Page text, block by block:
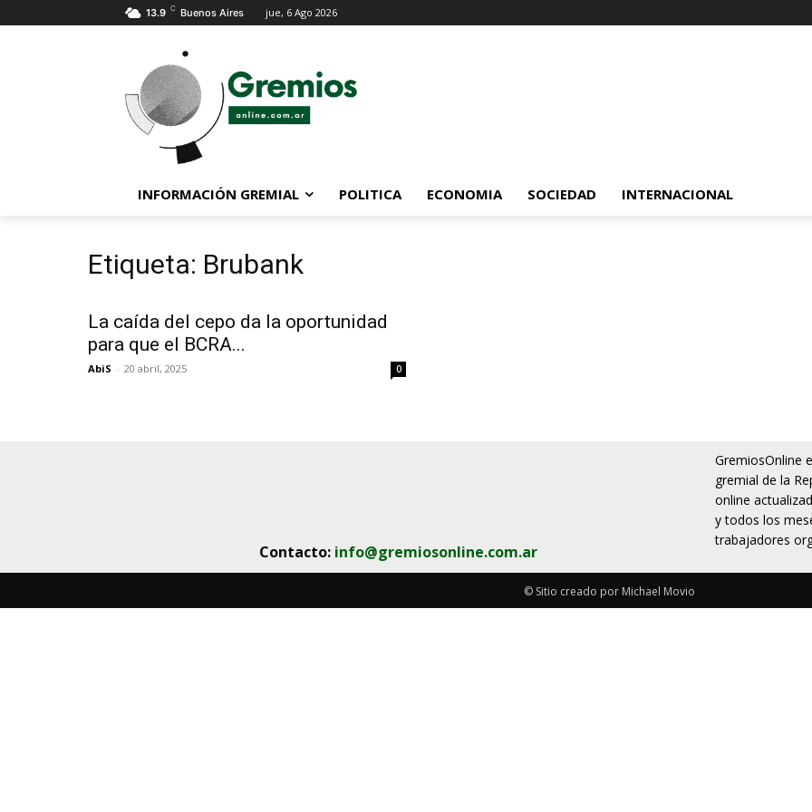
13.9 C Buenos Aires jue, 6 Ago 2026
INFORMACIÓN GREMIAL POLITICA ECONOMIA SOCIEDAD INTERNACIONAL
Etiqueta: Brubank
La caída del cepo da la oportunidad
para que el BCRA...
AbiS - 20 abril, 2025 0
Contacto: info@gremiosonline.com.ar
GremiosOnline
gremial de la
online
y todos los
trabajadores
© Sitio creado por Michael Movio